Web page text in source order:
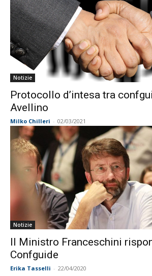
Notizie
Protocollo d’intesa tra
Avellino
Milko Chilleri - 02/03/2021
Notizie
Il Ministro Franceschini
Confguide
Erika Tasselli - 22/04/2020